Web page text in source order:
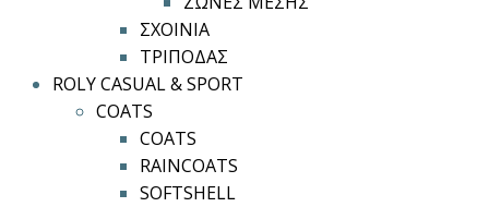
ΣΧΟΙΝΙΑ
ΤΡΙΠΟΔΑΣ
ROLY CASUAL & SPORT
COATS
COATS
RAINCOATS
SOFTSHELL